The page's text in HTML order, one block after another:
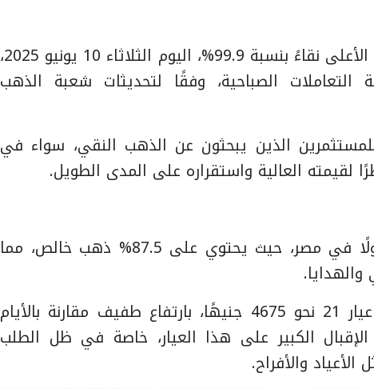
وسجل سعر الذهب عيار 24، وهو الأعلى نقاءً بنسبة 99.9%، اليوم الثلاثاء 10 يونيو 2025،
في بداية التعاملات الصباحية، وفقًا لتحديثات شعبة الذهب
المفضل للمستثمرين الذين يبحثون عن الذهب النقي، سواء في
لقيمته العالية واستقراره على المدى الطويل.
ويعد الذهب عيار 21 الأكثر تداولًا في مصر، حيث يحتوي على 87.5% ذهب خالص، مما
والهدايا.
واليوم سجل سعر جرام الذهب عيار 21 نحو 4675 جنيهًا، بارتفاع طفيف مقارنة بالأيام
الكبير على هذا العيار، خاصة في ظل الطلب
والأفراح.